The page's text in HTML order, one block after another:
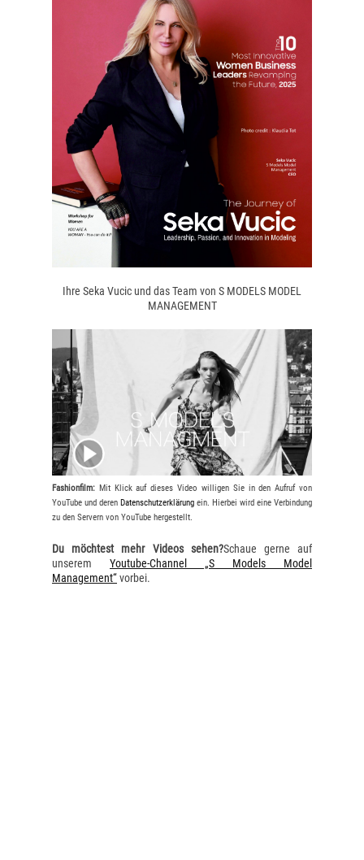
Ihre Seka Vucic und das Team von S MODELS MODEL
MANAGEMENT
Fashionfilm: Mit Klick auf dieses Video willigen Sie in den Aufruf von
YouTube und deren Datenschutzerklärung ein. Hierbei wird eine Verbindung
zu den Servern von YouTube hergestellt.
Du möchtest mehr Videos sehen?Schaue gerne auf
unserem Youtube-Channel „S Models Model
Management“vorbei.